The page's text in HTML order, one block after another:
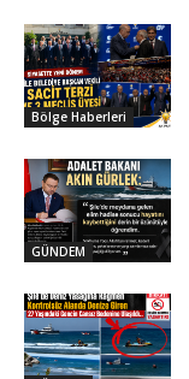
Bölge Haberleri
GÜNDEM